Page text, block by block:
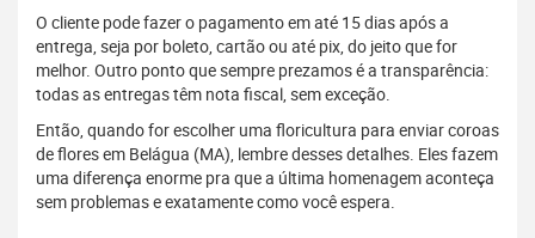
O cliente pode fazer o pagamento em até 15 dias após a
entrega, seja por boleto, cartão ou até pix, do jeito que for
melhor. Outro ponto que sempre prezamos é a transparência:
todas as entregas têm nota fiscal, sem exceção.
Então, quando for escolher uma floricultura para enviar coroas
de flores em Belágua (MA), lembre desses detalhes. Eles fazem
uma diferença enorme pra que a última homenagem aconteça
sem problemas e exatamente como você espera.